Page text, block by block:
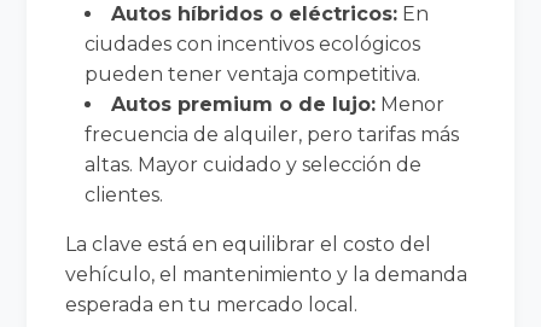
Autos híbridos o eléctricos: En
ciudades con incentivos ecológicos
pueden tener ventaja competitiva.
Autos premium o de lujo: Menor
frecuencia de alquiler, pero tarifas más
altas. Mayor cuidado y selección de
clientes.
La clave está en equilibrar el costo del
vehículo, el mantenimiento y la demanda
esperada en tu mercado local.